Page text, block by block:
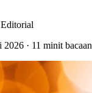
2026 · 11 minit bacaan